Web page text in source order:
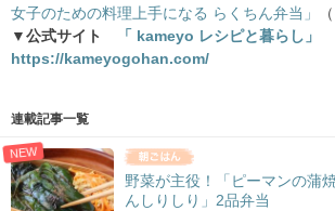
女子のための料理上手になる らくちん弁当」
▼公式サイト
「 kameyo レシピと暮らし」
https://kameyogohan.com/
連載記事一覧
NEW
野菜が主役！「ピーマンの蒲
んしりしり」2品弁当